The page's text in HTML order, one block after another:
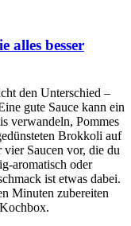
alles besser
den Unterschied –
gute Sauce kann ein
verwandeln, Pommes
Brokkoli auf
Saucen vor, die du
aromatisch oder
ist etwas dabei.
Minuten zubereiten